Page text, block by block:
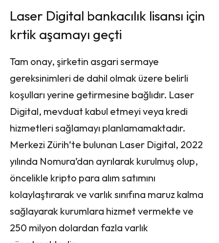
Laser Digital bankacılık lisansı için
krtik aşamayı geçti
Tam onay, şirketin asgari sermaye
gereksinimleri de dahil olmak üzere belirli
koşulları yerine getirmesine bağlıdır. Laser
Digital, mevduat kabul etmeyi veya kredi
hizmetleri sağlamayı planlamamaktadır.
Merkezi Zürih’te bulunan Laser Digital, 2022
yılında Nomura’dan ayrılarak kurulmuş olup,
öncelikle kripto para alım satımını
kolaylaştırarak ve varlık sınıfına maruz kalma
sağlayarak kurumlara hizmet vermekte ve
250 milyon dolardan fazla varlık